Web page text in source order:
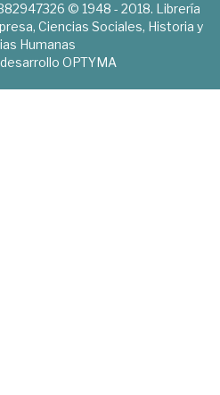
© 1948 - 2018. Librería
Ciencias Sociales, Historia y
Humanas
OPTYMA